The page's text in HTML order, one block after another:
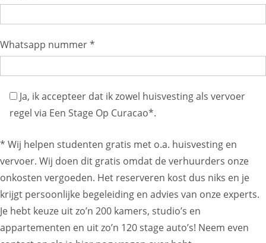
Whatsapp nummer *
Ja, ik accepteer dat ik zowel huisvesting als vervoer
regel via Een Stage Op Curacao*.
* Wij helpen studenten gratis met o.a. huisvesting en
vervoer. Wij doen dit gratis omdat de verhuurders onze
onkosten vergoeden. Het reserveren kost dus niks en je
krijgt persoonlijke begeleiding en advies van onze experts.
Je hebt keuze uit zo’n 200 kamers, studio’s en
appartementen en uit zo’n 120 stage auto’s! Neem even